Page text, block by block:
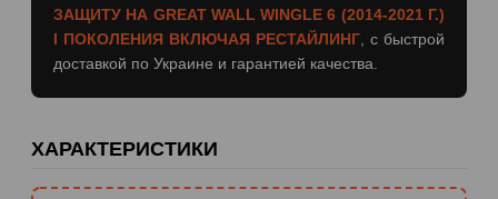
ЗАЩИТУ НА GREAT WALL WINGLE 6 (2014-2021 Г.)
I ПОКОЛЕНИЯ ВКЛЮЧАЯ РЕСТАЙЛИНГ , с быстрой
доставкой по Украине и гарантией качества.
ХАРАКТЕРИСТИКИ